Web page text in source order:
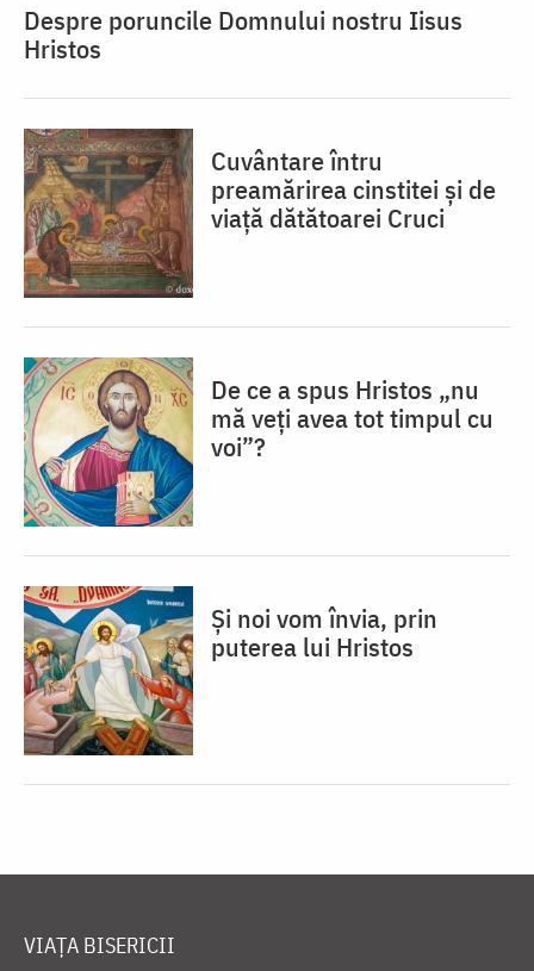
Despre poruncile Domnului nostru Iisus
Hristos
Cuvântare întru
preamărirea cinstitei și de
viață dătătoarei Cruci
De ce a spus Hristos „nu
mă veţi avea tot timpul cu
voi”?
Și noi vom învia, prin
puterea lui Hristos
VIAȚA BISERICII